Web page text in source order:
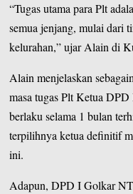
“Tugas utama para Plt
semua jenjang, mulai dari
kelurahan,” ujar Alain di
Alain menjelaskan
masa tugas Plt Ketua
berlaku selama 1 bulan
terpilihnya ketua definitif
ini.
Adapun, DPD I Golkar